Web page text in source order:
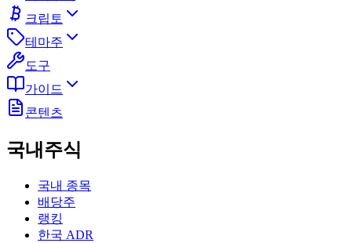
크립토
테마주
도구
가이드
콘텐츠
국내주식
국내 종목
배당주
랭킹
한국 ADR